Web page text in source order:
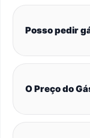
Posso pedir
O Preço do